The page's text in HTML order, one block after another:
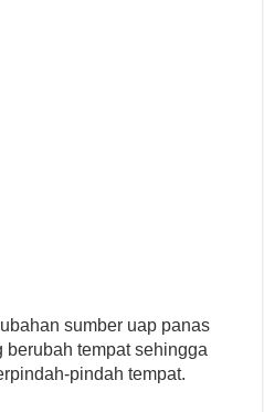
sumber uap panas
tempat sehingga
pindah tempat.